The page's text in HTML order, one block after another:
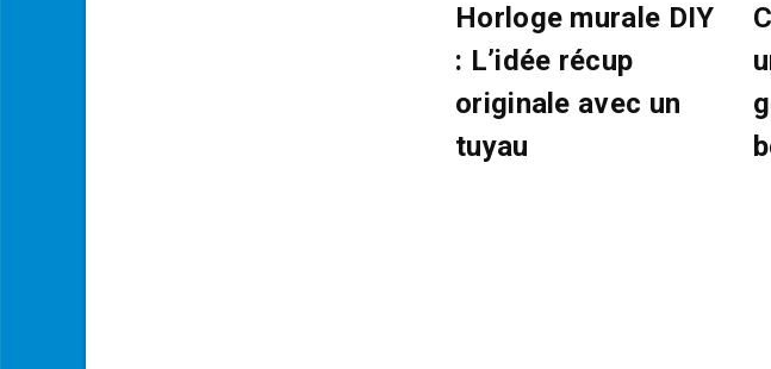
Horloge murale DIY
: L’idée récup
originale avec un
tuyau